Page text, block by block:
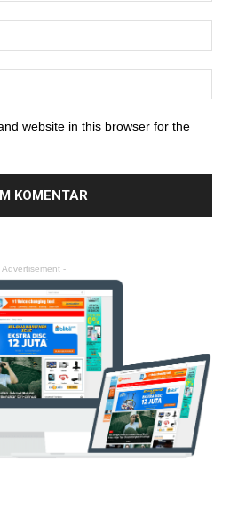
website in this browser for the
Advertisement -